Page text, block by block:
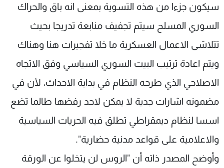
سيكون جزءا من هذه التسوية بمعنى انه باق والحراك
السوري المسلح سيتم تجفيف منابعة تدريجا بحيث
تتلاشى الاعمال العسكرية ما خلا تفجيرات هنا وهناك
ويتم اعادة ترتيب البيت السوري السياسي وفق الاتجاه
الاصلاحي الذي طرحه النظام في بداية الاحداث، لأن في
مضمونه اشارات جدية لا يمكن لاحد رفضها طالما تضع
اسسا لنظام ديمقراطي تطلق فيه الحريات السياسية
والاعلامية على قواعد مدنية حضارية".
وأوضح المصدر ذاته أن "الروس لن يتخلوا عن الورقة
جدول البرامج
شاهد البرامج
الترددات
عن MTV
الإنـتـاج
وظائف
تواصل معنا
سياسة الخصوصية